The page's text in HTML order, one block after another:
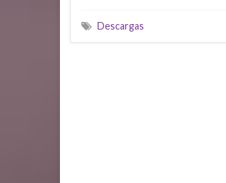
Descargas